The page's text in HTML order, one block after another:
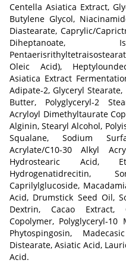
Centella Asiatica Extract,
Butylene Glycol,
Diastearate, Caprylic/
Diheptanoate,
Oleic Acid),
Asiatica Extract
Adipate-2, Glyceryl
Butter, Polyglyceryl-2
Acryloyl Dimethyltaurate
Alginin, Stearyl Alcohol,
Squalane, Sodium
Acrylate/C10-30 Alkyl
Hydrostearic Acid,
Hydrogenatidrecitin,
Caprilylglucoside,
Acid, Drumstick Seed Oil,
Dextrin, Cacao Extract,
Copolymer, Polyglyceryl-10
Phytospingosin,
Distearate, Asiatic Acid,
Acid.